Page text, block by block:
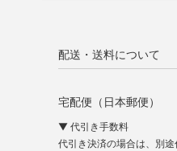
配送・送料について
宅配便（日本郵便）
▼ 代引き手数料
代引き決済の場合は、別